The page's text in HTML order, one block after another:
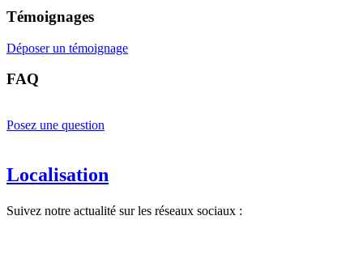
Témoignages
Déposer un témoignage
FAQ
Posez une question
Localisation
Suivez notre actualité sur les réseaux sociaux :